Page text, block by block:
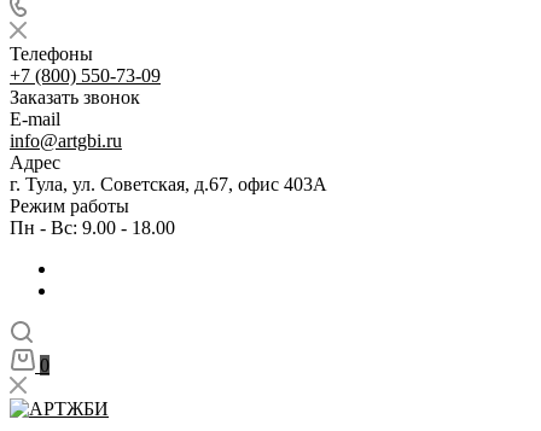
Телефоны
+7 (800) 550-73-09
Заказать звонок
E-mail
info@artgbi.ru
Адрес
г. Тула, ул. Советская, д.67, офис 403А
Режим работы
Пн - Вс: 9.00 - 18.00
0